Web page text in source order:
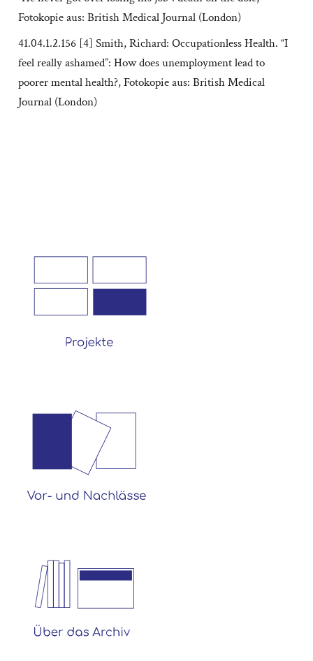
Fotokopie aus: British Medical Journal (London)
41.04.1.2.156 [4] Smith, Richard: Occupationless Health. “I
feel really ashamed”: How does unemployment lead to
poorer mental health?, Fotokopie aus: British Medical
Journal (London)